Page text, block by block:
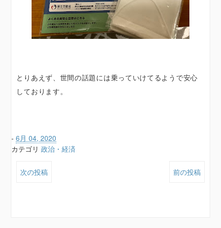
とりあえず、世間の話題には乗っていけてるようで安心
しております。
-6月 04, 2020
カテゴリ政治・経済
次の投稿 前の投稿